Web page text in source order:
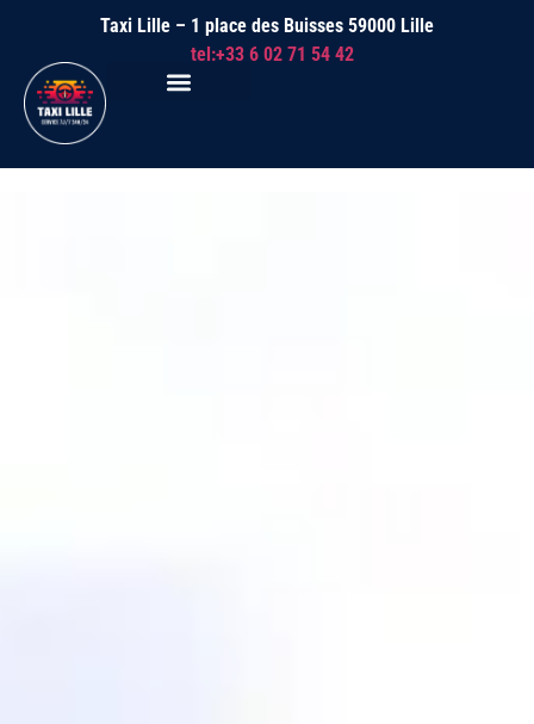
Taxi Lille – 1 place des Buisses 59000 Lille
tel:+33 6 02 71 54 42